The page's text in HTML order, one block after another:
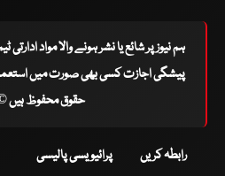
ہم نیوز پر شائع یا نشر ہونے والا مواد
پیشگی اجازت کسی بھی صورت میں
حقوق محفوظ ہیں ©
رابطہ کریں پرائیویسی پالیسی